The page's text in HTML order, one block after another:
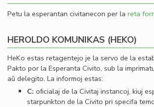
Petu la esperantan civitanecon per la reta
HEROLDO KOMUNIKAS (HEKO)
HeKo estas retagentejo je la servo de la
Pakto por la Esperanta Civito, sub la
aŭ delegito. La informoj estas:
C: oﬁcialaj de la Civitaj instancoj, kiuj
starpunkton de la Civito pri specifa